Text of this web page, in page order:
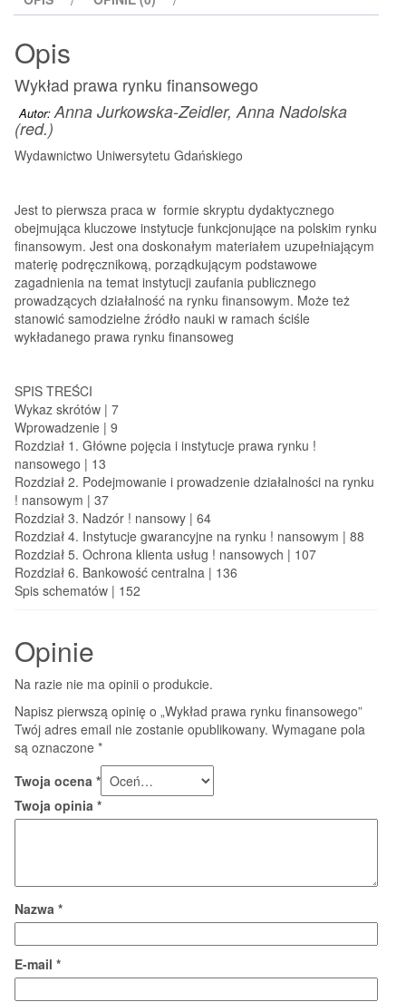
Opis
Wykład prawa rynku finansowego
Autor:Anna Jurkowska-Zeidler, Anna Nadolska
(red.)
Wydawnictwo Uniwersytetu Gdańskiego
Jest to pierwsza praca w formie skryptu dydaktycznego
obejmująca kluczowe instytucje funkcjonujące na polskim rynku
finansowym. Jest ona doskonałym materiałem uzupełniającym
materię podręcznikową, porządkującym podstawowe
zagadnienia na temat instytucji zaufania publicznego
prowadzących działalność na rynku finansowym. Może też
stanowić samodzielne źródło nauki w ramach ściśle
wykładanego prawa rynku finansoweg
SPIS TREŚCI
Wykaz skrótów | 7
Wprowadzenie | 9
Rozdział 1. Główne pojęcia i instytucje prawa rynku !
nansowego | 13
Rozdział 2. Podejmowanie i prowadzenie działalności na rynku
! nansowym | 37
Rozdział 3. Nadzór ! nansowy | 64
Rozdział 4. Instytucje gwarancyjne na rynku ! nansowym | 88
Rozdział 5. Ochrona klienta usług ! nansowych | 107
Rozdział 6. Bankowość centralna | 136
Spis schematów | 152
Opinie
Na razie nie ma opinii o produkcie.
Napisz pierwszą opinię o „Wykład prawa rynku finansowego”
Twój adres email nie zostanie opublikowany. Wymagane pola
są oznaczone *
Twoja ocena *
Twoja opinia *
Nazwa *
E-mail *